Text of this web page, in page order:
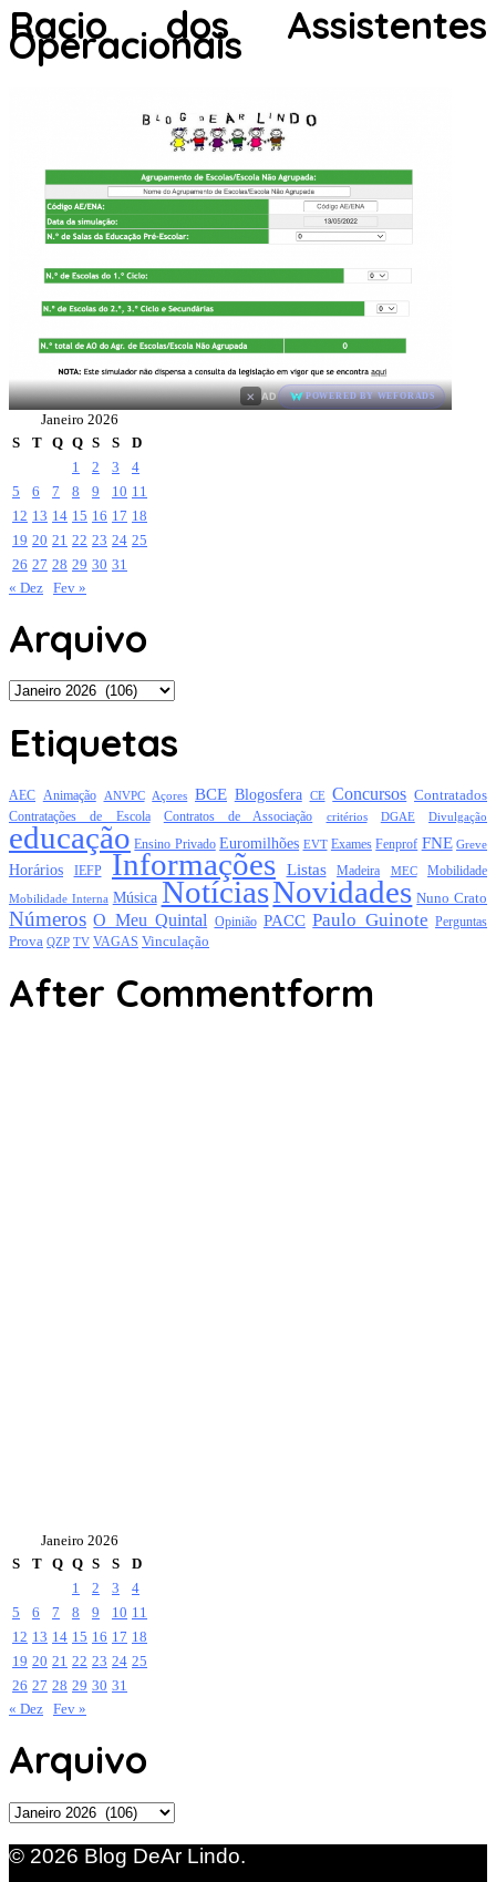
Racio dos Assistentes
Operacionais
× AD POWERED BY WEFORADS
Janeiro 2026
S
T Q Q S S
D
1
2 3
4
5
6 7 8 9 10 11
12 13 14 15 16 17 18
19 20 21 22 23 24 25
26 27 28 29 30 31
« Dez Fev »
Arquivo
Arquivo
Etiquetas
AEC Animação ANVPC Açores BCE Blogosfera CE Concursos Contratados
Contratações de Escola Contratos de Associação critérios DGAE Divulgação
educação Ensino Privado Euromilhões EVT Exames Fenprof FNE Greve
Horários IEFP Informações Listas Madeira MEC Mobilidade
Mobilidade Interna Música NotíciasNovidades Nuno Crato
Números O Meu Quintal Opinião PACC Paulo Guinote Perguntas
Prova QZP TV VAGAS Vinculação
After Commentform
Janeiro 2026
S
T Q Q S S
D
1
2 3
4
5
6 7 8 9 10 11
12 13 14 15 16 17 18
19 20 21 22 23 24 25
26 27 28 29 30 31
« Dez Fev »
Arquivo
Arquivo
© 2026 Blog DeAr Lindo.